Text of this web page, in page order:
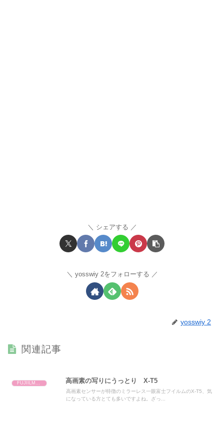
シェアする
yosswiy 2をフォローする
yosswiy 2
関連記事
高画素の写りにうっとり X-T5
高画素センサーが特徴のミラーレス一眼富士フイルムのX-T5、気
になっている方とても多いですよね。ざっ...